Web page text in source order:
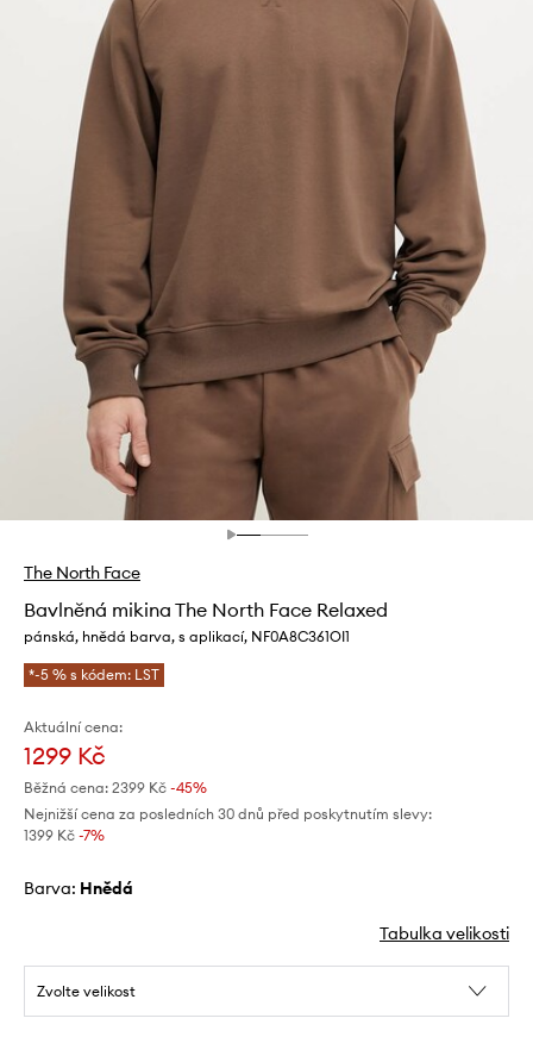
The North Face
Bavlněná mikina The North Face Relaxed
pánská, hnědá barva, s aplikací, NF0A8C361OI1
*-5 % s kódem: LST
Aktuální cena:
1299 Kč
Běžná cena: 2399 Kč -45%
Nejnižší cena za posledních 30 dnů před poskytnutím slevy:
1399 Kč -7%
Barva: hnědá
Tabulka velikosti
Zvolte velikost